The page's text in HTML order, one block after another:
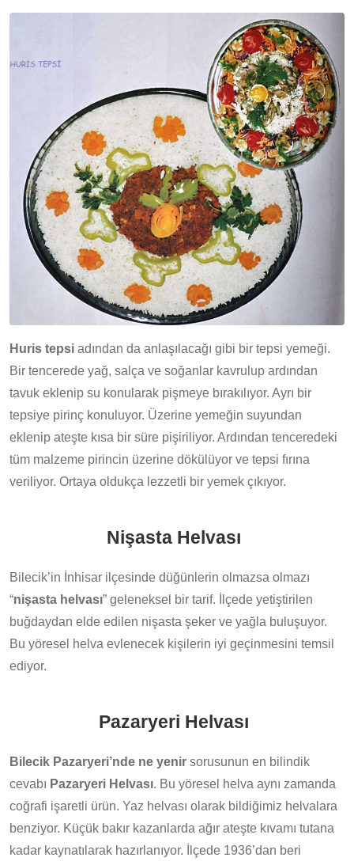
Huris tepsi adından da anlaşılacağı gibi bir tepsi yemeği.
Bir tencerede yağ, salça ve soğanlar kavrulup ardından
tavuk eklenip su konularak pişmeye bırakılıyor. Ayrı bir
tepsiye pirinç konuluyor. Üzerine yemeğin suyundan
eklenip ateşte kısa bir süre pişiriliyor. Ardından tenceredeki
tüm malzeme pirincin üzerine dökülüyor ve tepsi fırına
veriliyor. Ortaya oldukça lezzetli bir yemek çıkıyor.
Nişasta Helvası
Bilecik’in İnhisar ilçesinde düğünlerin olmazsa olmazı
“nişasta helvası” geleneksel bir tarif. İlçede yetiştirilen
buğdaydan elde edilen nişasta şeker ve yağla buluşuyor.
Bu yöresel helva evlenecek kişilerin iyi geçinmesini temsil
ediyor.
Pazaryeri Helvası
Bilecik Pazaryeri’nde ne yenir sorusunun en bilindik
cevabı Pazaryeri Helvası. Bu yöresel helva aynı zamanda
coğrafi işaretli ürün. Yaz helvası olarak bildiğimiz helvalara
benziyor. Küçük bakır kazanlarda ağır ateşte kıvamı tutana
kadar kaynatılarak hazırlanıyor. İlçede 1936’dan beri